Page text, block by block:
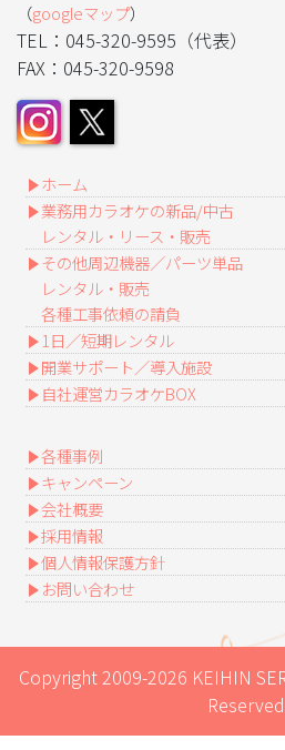
（googleマップ）
TEL：045-320-9595（代表）
FAX：045-320-9598
ホーム
業務用カラオケの新品/中古
レンタル・リース・販売
その他周辺機器／パーツ単品
レンタル・販売
各種工事依頼の請負
1日／短期レンタル
開業サポート／導入施設
自社運営カラオケBOX
各種事例
キャンペーン
会社概要
採用情報
個人情報保護方針
お問い合わせ
Copyright 2009-2026 KEIHIN